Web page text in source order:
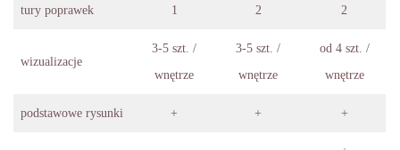
tury poprawek 1 2 2
wizualizacje
3-5 szt. /
wnętrze
3-5 szt. /
wnętrze
od 4 szt. /
wnętrze
podstawowe rysunki + + +